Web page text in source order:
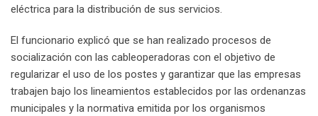
eléctrica para la distribución de sus servicios.
El funcionario explicó que se han realizado procesos de
socialización con las cableoperadoras con el objetivo de
regularizar el uso de los postes y garantizar que las empresas
trabajen bajo los lineamientos establecidos por las ordenanzas
municipales y la normativa emitida por los organismos